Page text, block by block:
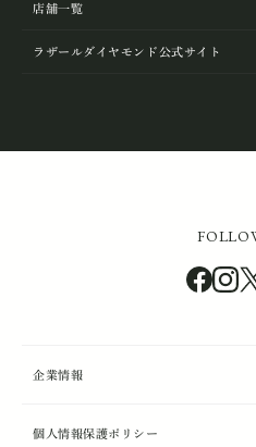
店舗一覧
ラザールダイヤモンド公式サイト
企業情報
個人情報保護ポリシー